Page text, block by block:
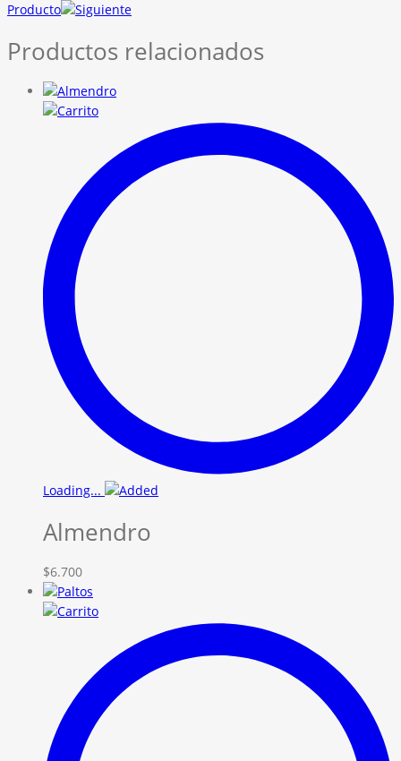
Producto
Productos relacionados
Loading...
Almendro
$6.700